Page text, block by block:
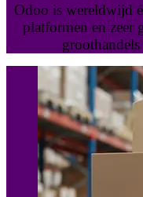
Odoo is wereldwijd
platformen en zeer